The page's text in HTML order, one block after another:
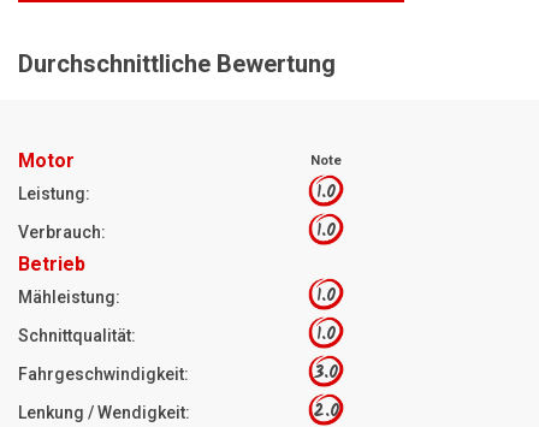
Durchschnittliche Bewertung
Motor Note
Leistung: 1.0
Verbrauch: 1.0
Betrieb
Mähleistung: 1.0
Schnittqualität: 1.0
Fahrgeschwindigkeit: 3.0
Lenkung / Wendigkeit: 2.0